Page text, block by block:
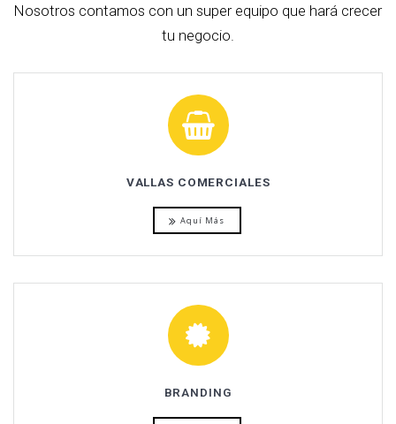
Nosotros contamos con un super equipo que hará crecer
tu negocio.
VALLAS COMERCIALES
Aquí Más
BRANDING